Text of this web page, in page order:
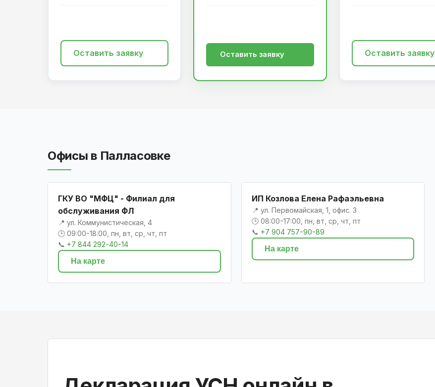
Оставить заявку Оставить заявку Оставить заявку
Офисы в Палласовке
ГКУ ВО "МФЦ" - Филиал для
обслуживания ФЛ
📍 ул. Коммунистическая, 4
🕒 09:00-18:00, пн, вт, ср, чт, пт
📞 +7 844 292-40-14
На карте
ИП Козлова Елена Рафаэльевна
📍 ул. Первомайская, 1, офис. 3
🕒 08:00-17:00, пн, вт, ср, чт, пт
📞 +7 904 757-90-89
На карте